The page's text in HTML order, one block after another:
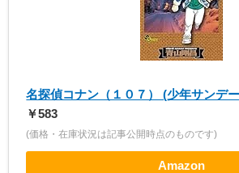
名探偵コナン（１０７） (少年サンデ
￥583
(価格・在庫状況は記事公開時点のものです)
Amazon